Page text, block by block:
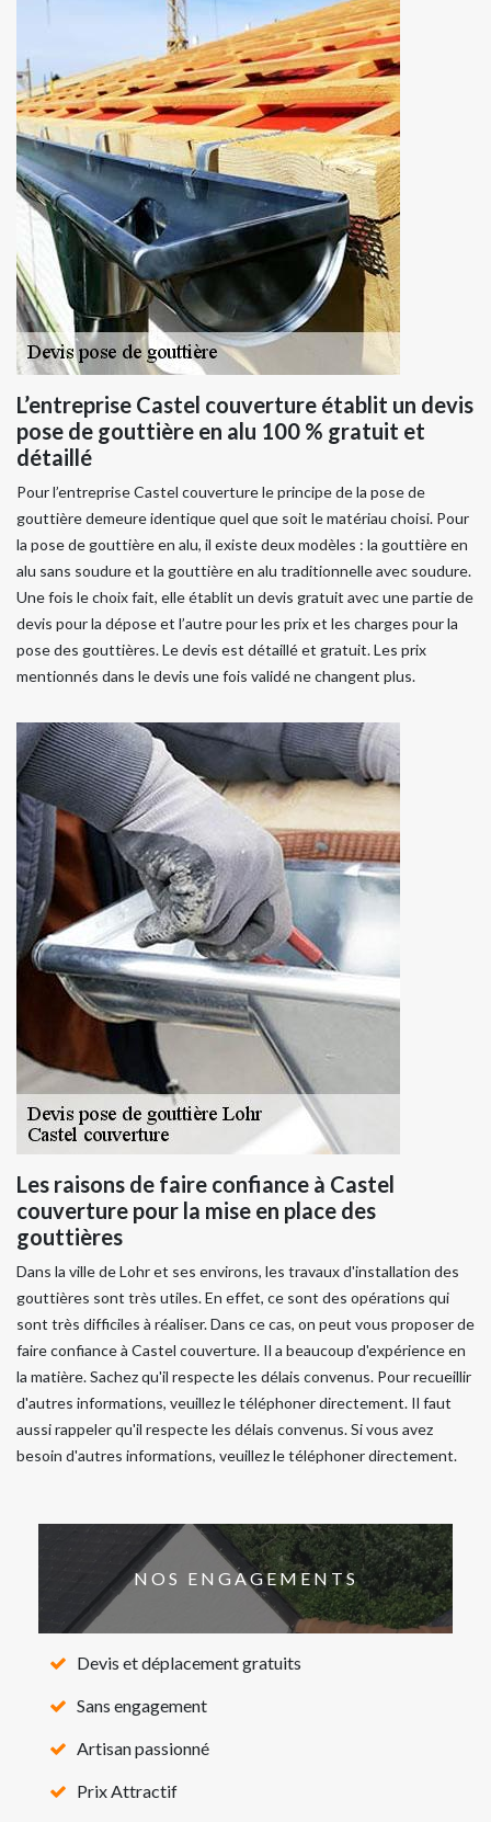
L’entreprise Castel couverture établit un devis
pose de gouttière en alu 100 % gratuit et
détaillé
Pour l’entreprise Castel couverture le principe de la pose de
gouttière demeure identique quel que soit le matériau choisi. Pour
la pose de gouttière en alu, il existe deux modèles : la gouttière en
alu sans soudure et la gouttière en alu traditionnelle avec soudure.
Une fois le choix fait, elle établit un devis gratuit avec une partie de
devis pour la dépose et l’autre pour les prix et les charges pour la
pose des gouttières. Le devis est détaillé et gratuit. Les prix
mentionnés dans le devis une fois validé ne changent plus.
Les raisons de faire confiance à Castel
couverture pour la mise en place des
gouttières
Dans la ville de Lohr et ses environs, les travaux d'installation des
gouttières sont très utiles. En effet, ce sont des opérations qui
sont très difficiles à réaliser. Dans ce cas, on peut vous proposer de
faire confiance à Castel couverture. Il a beaucoup d'expérience en
la matière. Sachez qu'il respecte les délais convenus. Pour recueillir
d'autres informations, veuillez le téléphoner directement. Il faut
aussi rappeler qu'il respecte les délais convenus. Si vous avez
besoin d'autres informations, veuillez le téléphoner directement.
NOS ENGAGEMENTS
Devis et déplacement gratuits
Sans engagement
Artisan passionné
Prix Attractif